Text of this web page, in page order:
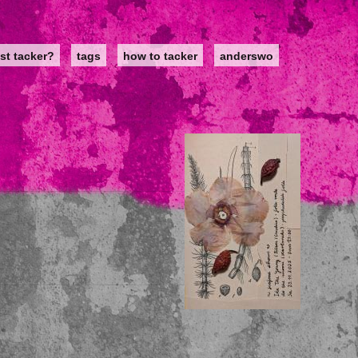
tacker? tags how to tacker anderswo